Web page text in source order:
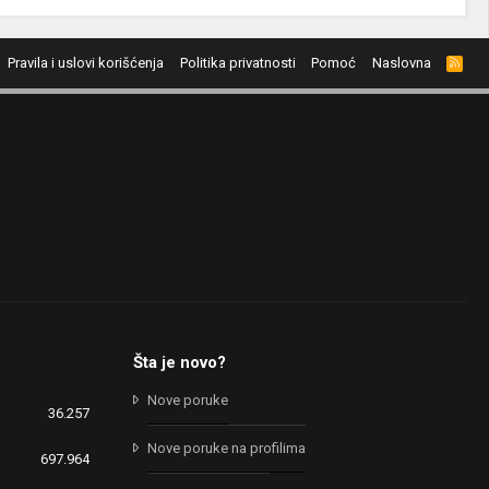
Pravila i uslovi korišćenja Politika privatnosti Pomoć Naslovna
R
S
S
36.257
697.964
Šta je novo?
Nove poruke
Nove poruke na profilima